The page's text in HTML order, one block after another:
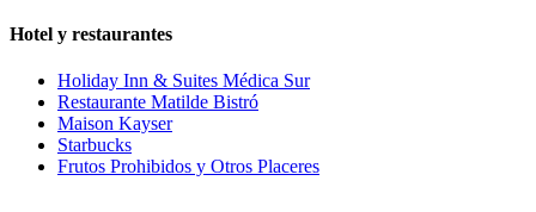
Hotel y restaurantes
Holiday Inn & Suites Médica Sur
Restaurante Matilde Bistró
Maison Kayser
Starbucks
Frutos Prohibidos y Otros Placeres